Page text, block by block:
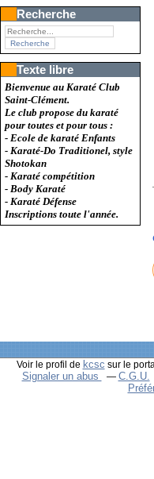
Recherche
Texte libre
Bienvenue au Karaté Club
Saint-Clément.
Le club propose du karaté
pour toutes et pour tous :
- Ecole de karaté Enfants
- Karaté-Do Traditionel, style
Shotokan
- Karaté compétition
- Body Karaté
- Karaté Défense
Inscriptions toute l'année.
Voir le profil de kcsc sur le
Signaler un abus
C.G.U.